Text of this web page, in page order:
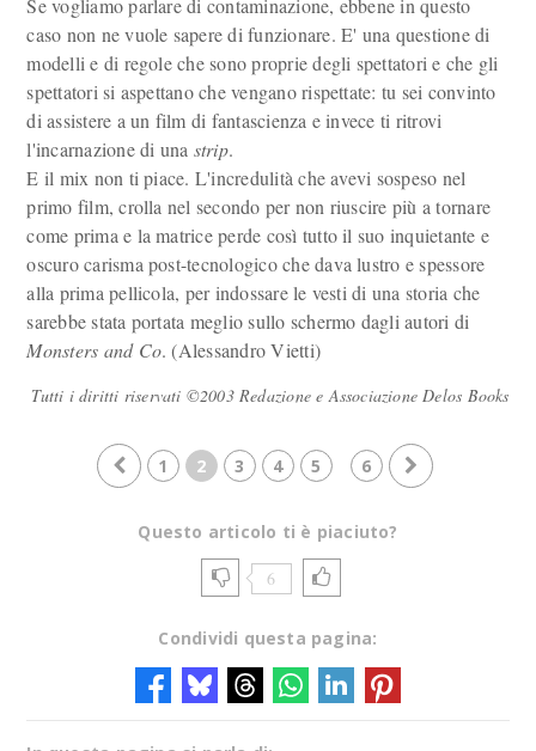
Se vogliamo parlare di contaminazione, ebbene in questo
caso non ne vuole sapere di funzionare. E' una questione di
modelli e di regole che sono proprie degli spettatori e che gli
spettatori si aspettano che vengano rispettate: tu sei convinto
di assistere a un film di fantascienza e invece ti ritrovi
l'incarnazione di una strip.
E il mix non ti piace. L'incredulità che avevi sospeso nel
primo film, crolla nel secondo per non riuscire più a tornare
come prima e la matrice perde così tutto il suo inquietante e
oscuro carisma post-tecnologico che dava lustro e spessore
alla prima pellicola, per indossare le vesti di una storia che
sarebbe stata portata meglio sullo schermo dagli autori di
Monsters and Co. (Alessandro Vietti)
Tutti i diritti riservati ©2003 Redazione e Associazione Delos Books
1 2 3 4 5 6
Questo articolo ti è piaciuto?
6
Condividi questa pagina: